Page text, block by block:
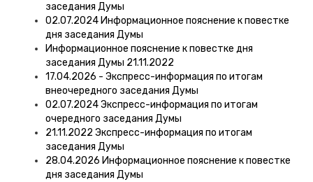
заседания Думы
02.07.2024 Информационное пояснение к повестке
дня заседания Думы
Информационное пояснение к повестке дня
заседания Думы 21.11.2022
17.04.2026 - Экспресс-информация по итогам
внеочередного заседания Думы
02.07.2024 Экспресс-информация по итогам
очередного заседания Думы
21.11.2022 Экспресс-информация по итогам
заседания Думы
28.04.2026 Информационное пояснение к повестке
дня заседания Думы